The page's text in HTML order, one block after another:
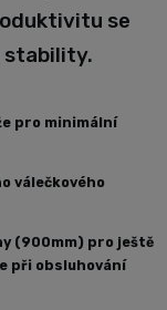
se
stability.
pro minimální
válečkového
(900mm) pro ještě
při obsluhování